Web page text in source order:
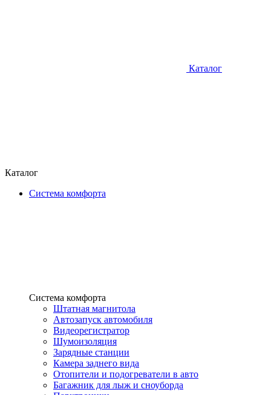
Каталог
Каталог
Система комфорта
Система комфорта
Штатная магнитола
Автозапуск автомобиля
Видеорегистратор
Шумоизоляция
Зарядные станции
Камера заднего вида
Отопители и подогреватели в авто
Багажник для лыж и сноуборда